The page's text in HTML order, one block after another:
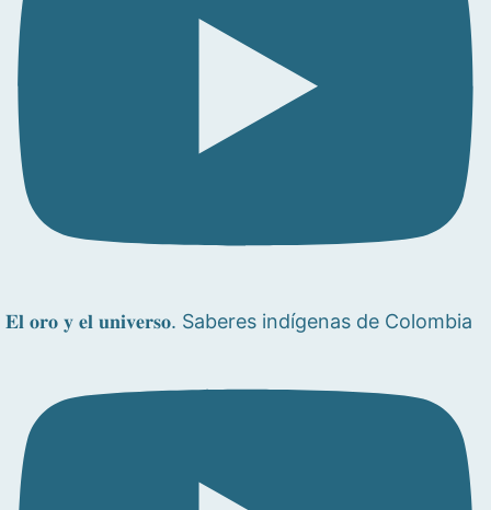
𝐄𝐥 𝐨𝐫𝐨 𝐲 𝐞𝐥 𝐮𝐧𝐢𝐯𝐞𝐫𝐬𝐨. Saberes indígenas de Colombia